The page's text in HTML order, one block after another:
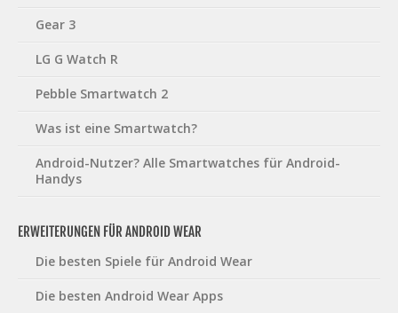
Gear 3
LG G Watch R
Pebble Smartwatch 2
Was ist eine Smartwatch?
Android-Nutzer? Alle Smartwatches für Android-
Handys
ERWEITERUNGEN FÜR ANDROID WEAR
Die besten Spiele für Android Wear
Die besten Android Wear Apps